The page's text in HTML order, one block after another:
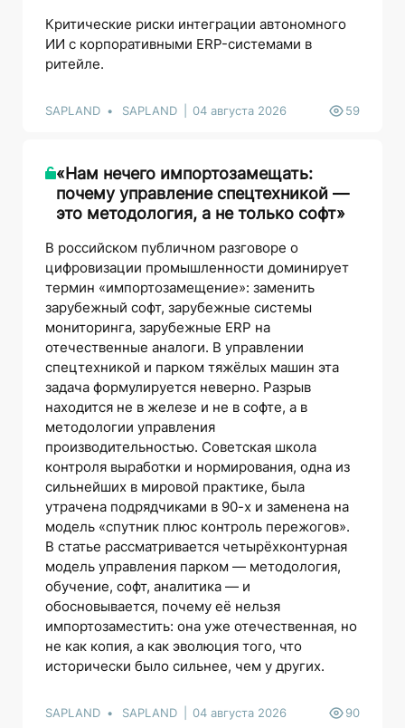
Критические риски интеграции автономного
ИИ с корпоративными ERP-системами в
ритейле.
SAPLAND SAPLAND 04 августа 2026 59
«Нам нечего импортозамещать:
почему управление спецтехникой —
это методология, а не только софт»
В российском публичном разговоре о
цифровизации промышленности доминирует
термин «импортозамещение»: заменить
зарубежный софт, зарубежные системы
мониторинга, зарубежные ERP на
отечественные аналоги. В управлении
спецтехникой и парком тяжёлых машин эта
задача формулируется неверно. Разрыв
находится не в железе и не в софте, а в
методологии управления
производительностью. Советская школа
контроля выработки и нормирования, одна из
сильнейших в мировой практике, была
утрачена подрядчиками в 90-х и заменена на
модель «спутник плюс контроль пережогов».
В статье рассматривается четырёхконтурная
модель управления парком — методология,
обучение, софт, аналитика — и
обосновывается, почему её нельзя
импортозаместить: она уже отечественная, но
не как копия, а как эволюция того, что
исторически было сильнее, чем у других.
SAPLAND SAPLAND 04 августа 2026 90